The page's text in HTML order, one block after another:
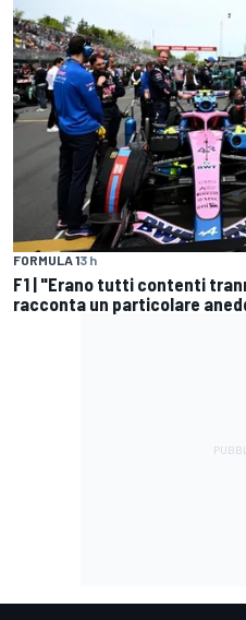
FORMULA 13 h
F1 | "Erano tutti contenti
racconta un particolare